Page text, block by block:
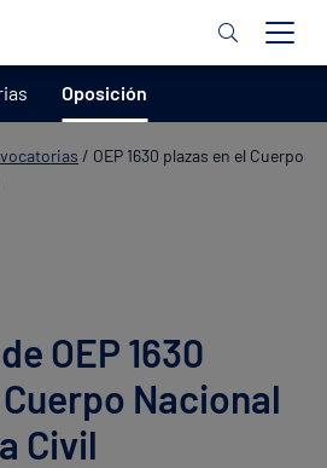
/ OEP 1630 plazas en el Cuerpo
OEP 1630
Nacional
Civil
Oposición